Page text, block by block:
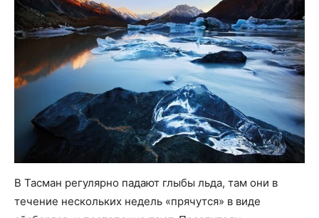
В Тасман регулярно падают глыбы льда, там они в
течение нескольких недель «прячутся» в виде